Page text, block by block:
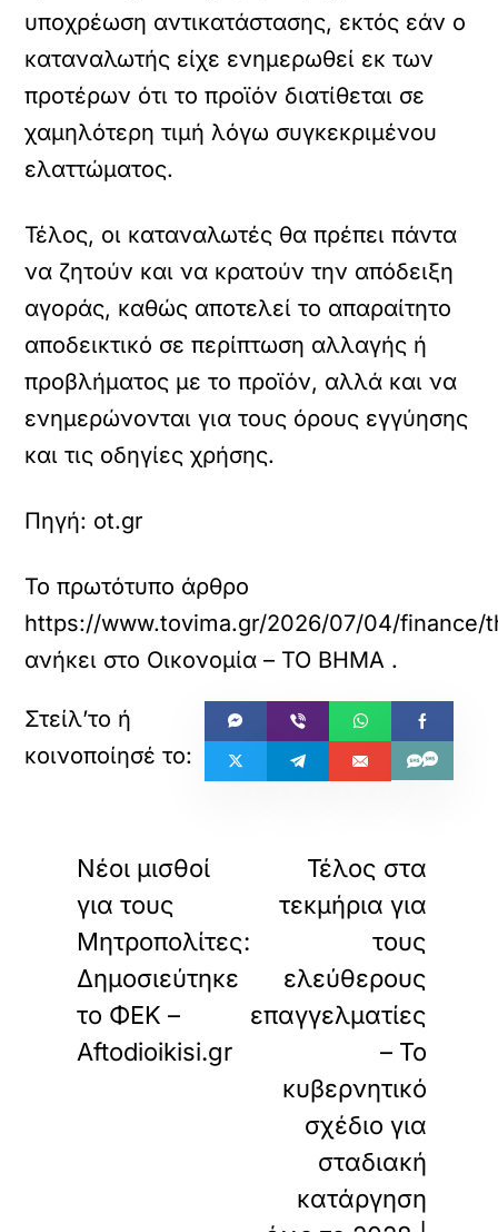
υποχρέωση αντικατάστασης, εκτός εάν ο
καταναλωτής είχε ενημερωθεί εκ των
προτέρων ότι το προϊόν διατίθεται σε
χαμηλότερη τιμή λόγω συγκεκριμένου
ελαττώματος.
Τέλος, οι καταναλωτές θα πρέπει πάντα
να ζητούν και να κρατούν την απόδειξη
αγοράς, καθώς αποτελεί το απαραίτητο
αποδεικτικό σε περίπτωση αλλαγής ή
προβλήματος με το προϊόν, αλλά και να
ενημερώνονται για τους όρους εγγύησης
και τις οδηγίες χρήσης.
Πηγή: ot.gr
Το πρωτότυπο άρθρο
https://www.tovima.gr/2026/07/04/
ανήκει στο Οικονομία – ΤΟ ΒΗΜΑ .
Νέοι μισθοί
για τους
Μητροπολίτες:
Δημοσιεύτηκε
το ΦΕΚ –
Aftodioikisi.gr
Τέλος στα
τεκμήρια για
τους
ελεύθερους
επαγγελματίες
– Το
κυβερνητικό
σχέδιο για
σταδιακή
κατάργηση